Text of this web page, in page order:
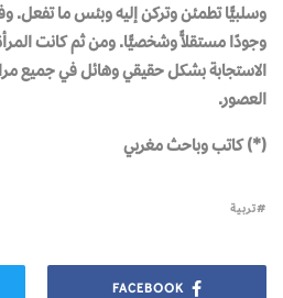
وسلبيًّا تطمئن وتركن إليه وبئس ما تفعل.
وجودًا مستقلاًّ وشخصيًّا. ومن ثم كانت
الاستجابة بشكل حقيقي وهائل في جميع
العصور.
(*) كاتب وباحث مغربي
تربية
FACEBOOK